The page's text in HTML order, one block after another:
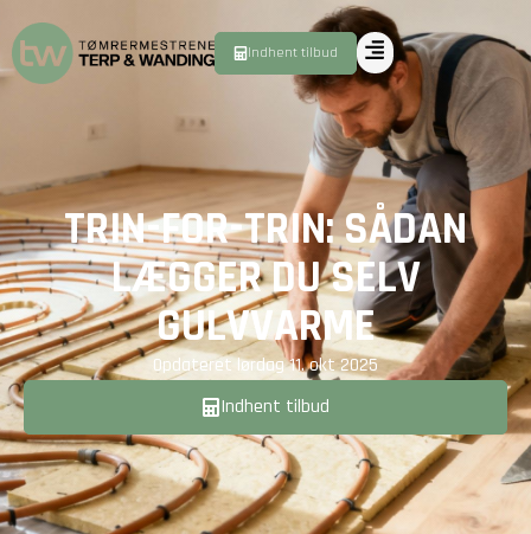
Indhent tilbud
TRIN-FOR-TRIN: SÅDAN
LÆGGER DU SELV
GULVVARME
Opdateretlørdag 11. okt 2025
Indhent tilbud